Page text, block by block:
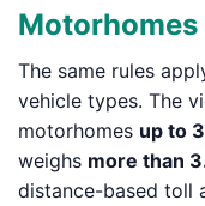
Motorhomes
The same rules
vehicle types. The
motorhomes up to
weighs more than
distance-based toll